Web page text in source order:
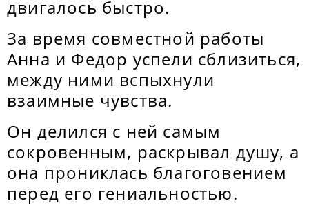
двигалось быстро.
За время совместной работы
Анна и Федор успели сблизиться,
между ними вспыхнули
взаимные чувства.
Он делился с ней самым
сокровенным, раскрывал душу, а
она прониклась благоговением
перед его гениальностью.